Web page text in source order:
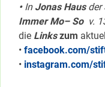
•InJonas Hausder
Immer Mo– So v.
die Linkszum
• facebook.com/
• instagram.com/